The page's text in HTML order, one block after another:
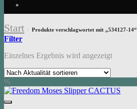
Start / Produkte verschlagwortet mit „534127-14“
Filter
Einzelnes Ergebnis wird angezeigt
%